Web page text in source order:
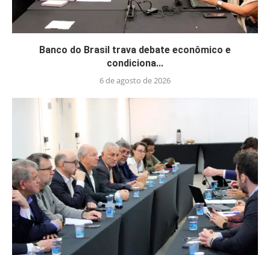
Banco do Brasil trava debate econômico e
condiciona...
6 de agosto de 2026